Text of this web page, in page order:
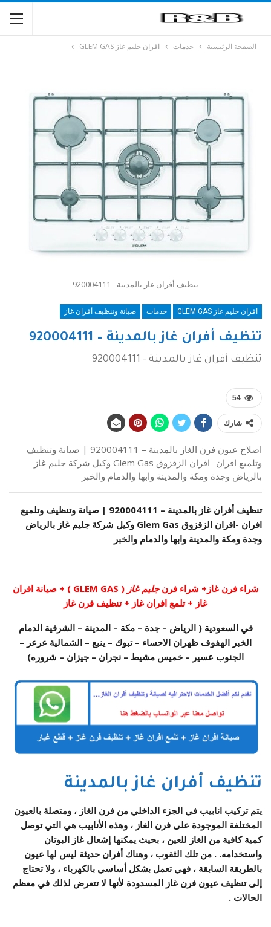
الصفحة الرئيسية خدمات افران جليم غاز GLEM GAS
تنظيف أفران غاز بالمدينة - 920004111
افران جليم غاز GLEM GAS خدمات صيانة وتنظيف أفران غاز
تنظيف أفران غاز بالمدينة – 920004111
تنظيف أفران غاز بالمدينة - 920004111
54
شارك
اصلاح عيون فرن الغاز بالمدينة – 920004111 | صيانة وتنظيف
وتلميع افران -افران الزقزوق Glem Gas وكيل شركة جليم غاز
بالرياض وجدة ومكة والمدينة وابها والدمام والخبر
تنظيف أفران غاز بالمدينة – 920004111 | صيانة وتنظيف وتلميع
افران -افران الزقزوق Glem Gas وكيل شركة جليم غاز بالرياض
وجدة ومكة والمدينة وابها والدمام والخبر
شراء فرن غاز+ شراء فرنجليم غاز
( GLEM GAS ) + صيانة افران
غاز + تلمع افران غاز + تنظيف فرن غاز
في السعودية ( الرياض – جدة – مكة – المدينة – الشرقية الدمام
الخبر الهفوف ظهران الاحساء – تبوك – ينبع – الشمالية عرعر –
الجنوب عسير – خميس مشيط – نجران – جيزان – شروره)
تنظيف أفران غاز بالمدينة
يتم تركيب انابيب في الجزء الداخلي من فرن الغاز ، ومتصلة بالعيون
المختلفة الموجودة على فرن الغاز ، وهذه الأنابيب هي التي توصل
كمية كافية من الغاز للعين ، بحيث يمكنها إشعال غاز البوتان
واستخدامه. . من تلك الثقوب ، وهناك أفران حديثة ليس لها عيون
بالطريقة السابقة ، فهي تعمل بشكل أساسي بالكهرباء ، ولا تحتاج
إلى تنظيف عيون فرن غاز المسدودة لأنها لا تتعرض لذلك في معظم
الحالات .